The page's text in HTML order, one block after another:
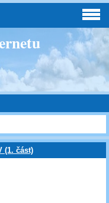
(1. část)